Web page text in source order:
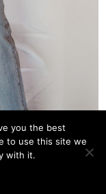
you the best
to use this site we
with it.